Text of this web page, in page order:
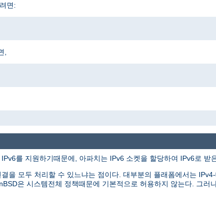
면:
,
를 지원하기때문에, 아파치는 IPv6 소켓을 할당하여 IPv6로 받
을 모두 처리할 수 있느냐는 점이다. 대부분의 플래폼에서는
은 시스템전체 정책때문에 기본적으로 허용하지 않는다. 그러